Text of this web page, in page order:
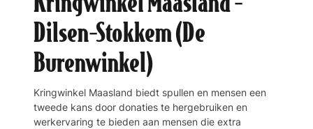
Dilsen-Stokkem (De
Burenwinkel)
Kringwinkel Maasland biedt spullen en mensen een
tweede kans door donaties te hergebruiken en
werkervaring te bieden aan mensen die extra